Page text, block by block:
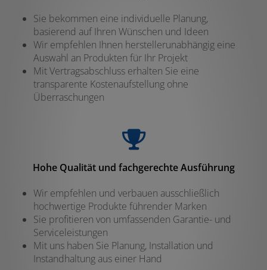
Sie bekommen eine individuelle Planung,
basierend auf Ihren Wünschen und Ideen
Wir empfehlen Ihnen herstellerunabhängig eine
Auswahl an Produkten für Ihr Projekt
Mit Vertragsabschluss erhalten Sie eine
transparente Kostenaufstellung ohne
Überraschungen
Hohe Qualität und fachgerechte Ausführung
Wir empfehlen und verbauen ausschließlich
hochwertige Produkte führender Marken
Sie profitieren von umfassenden Garantie- und
Serviceleistungen
Mit uns haben Sie Planung, Installation und
Instandhaltung aus einer Hand